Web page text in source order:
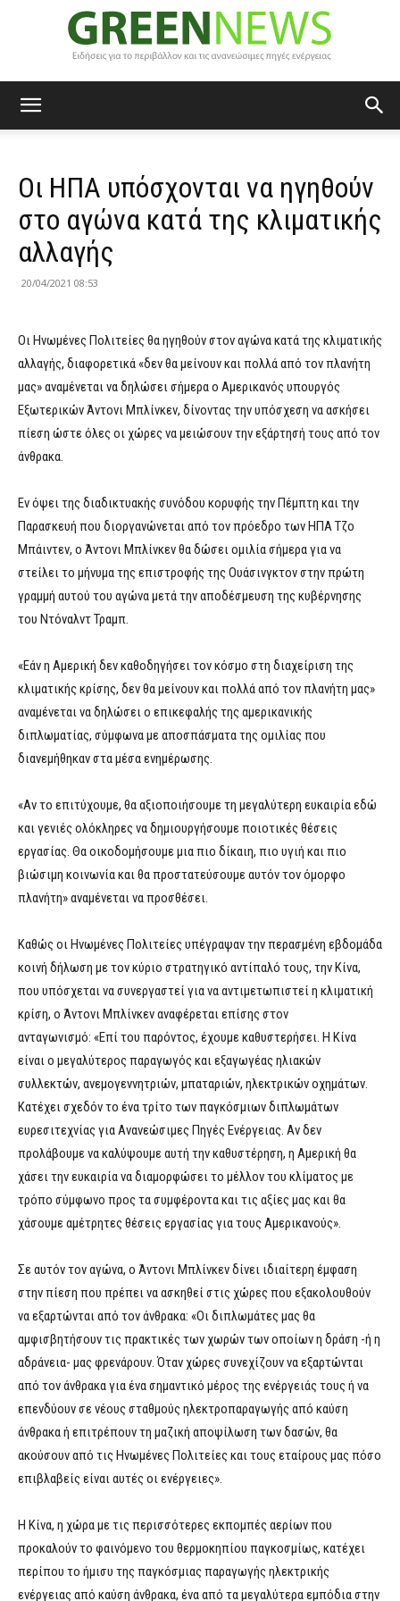
News
Οι ΗΠΑ υπόσχονται να ηγηθούν
στο αγώνα κατά της κλιματικής
αλλαγής
20/04/2021 08:53
Οι Ηνωμένες Πολιτείες θα ηγηθούν στον αγώνα κατά της κλιματικής
αλλαγής, διαφορετικά «δεν θα μείνουν και πολλά από τον πλανήτη
μας» αναμένεται να δηλώσει σήμερα ο Αμερικανός υπουργός
Εξωτερικών Άντονι Μπλίνκεν, δίνοντας την υπόσχεση να ασκήσει
πίεση ώστε όλες οι χώρες να μειώσουν την εξάρτησή τους από τον
άνθρακα.
Εν όψει της διαδικτυακής συνόδου κορυφής την Πέμπτη και την
Παρασκευή που διοργανώνεται από τον πρόεδρο των ΗΠΑ Τζο
Μπάιντεν, ο Άντονι Μπλίνκεν θα δώσει ομιλία σήμερα για να
στείλει το μήνυμα της επιστροφής της Ουάσινγκτον στην πρώτη
γραμμή αυτού του αγώνα μετά την αποδέσμευση της κυβέρνησης
του Ντόναλντ Τραμπ.
«Εάν η Αμερική δεν καθοδηγήσει τον κόσμο στη διαχείριση της
κλιματικής κρίσης, δεν θα μείνουν και πολλά από τον πλανήτη μας»
αναμένεται να δηλώσει ο επικεφαλής της αμερικανικής
διπλωματίας, σύμφωνα με αποσπάσματα της ομιλίας που
διανεμήθηκαν στα μέσα ενημέρωσης.
«Αν το επιτύχουμε, θα αξιοποιήσουμε τη μεγαλύτερη ευκαιρία εδώ
και γενιές ολόκληρες να δημιουργήσουμε ποιοτικές θέσεις
εργασίας. Θα οικοδομήσουμε μια πιο δίκαιη, πιο υγιή και πιο
βιώσιμη κοινωνία και θα προστατεύσουμε αυτόν τον όμορφο
πλανήτη» αναμένεται να προσθέσει.
Καθώς οι Ηνωμένες Πολιτείες υπέγραψαν την περασμένη εβδομάδα
κοινή δήλωση με τον κύριο στρατηγικό αντίπαλό τους, την Κίνα,
που υπόσχεται να συνεργαστεί για να αντιμετωπιστεί η κλιματική
κρίση, ο Άντονι Μπλίνκεν αναφέρεται επίσης στον
ανταγωνισμό: «Επί του παρόντος, έχουμε καθυστερήσει. Η Κίνα
είναι ο μεγαλύτερος παραγωγός και εξαγωγέας ηλιακών
συλλεκτών, ανεμογεννητριών, μπαταριών, ηλεκτρικών οχημάτων.
Κατέχει σχεδόν το ένα τρίτο των παγκόσμιων διπλωμάτων
ευρεσιτεχνίας για Ανανεώσιμες Πηγές Ενέργειας. Αν δεν
προλάβουμε να καλύψουμε αυτή την καθυστέρηση, η Αμερική θα
χάσει την ευκαιρία να διαμορφώσει το μέλλον του κλίματος με
τρόπο σύμφωνο προς τα συμφέροντα και τις αξίες μας και θα
χάσουμε αμέτρητες θέσεις εργασίας για τους Αμερικανούς».
Σε αυτόν τον αγώνα, ο Άντονι Μπλίνκεν δίνει ιδιαίτερη έμφαση
στην πίεση που πρέπει να ασκηθεί στις χώρες που εξακολουθούν
να εξαρτώνται από τον άνθρακα: «Οι διπλωμάτες μας θα
αμφισβητήσουν τις πρακτικές των χωρών των οποίων η δράση -ή η
αδράνεια- μας φρενάρουν. Όταν χώρες συνεχίζουν να εξαρτώνται
από τον άνθρακα για ένα σημαντικό μέρος της ενέργειάς τους ή να
επενδύουν σε νέους σταθμούς ηλεκτροπαραγωγής από καύση
άνθρακα ή επιτρέπουν τη μαζική αποψίλωση των δασών, θα
ακούσουν από τις Ηνωμένες Πολιτείες και τους εταίρους μας πόσο
επιβλαβείς είναι αυτές οι ενέργειες».
Η Κίνα, η χώρα με τις περισσότερες εκπομπές αερίων που
προκαλούν το φαινόμενο του θερμοκηπίου παγκοσμίως, κατέχει
περίπου το ήμισυ της παγκόσμιας παραγωγής ηλεκτρικής
ενέργειας από καύση άνθρακα, ένα από τα μεγαλύτερα εμπόδια στην